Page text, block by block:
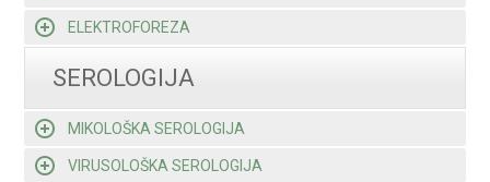
ELEKTROFOREZA
SEROLOGIJA
MIKOLOŠKA SEROLOGIJA
VIRUSOLOŠKA SEROLOGIJA